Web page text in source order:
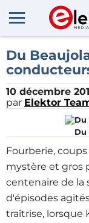
Du
10 décembre
par Elektor
Du
Fourberie,
mystère et gros
centenaire de la
d'épisodes
traîtrise, lorsque